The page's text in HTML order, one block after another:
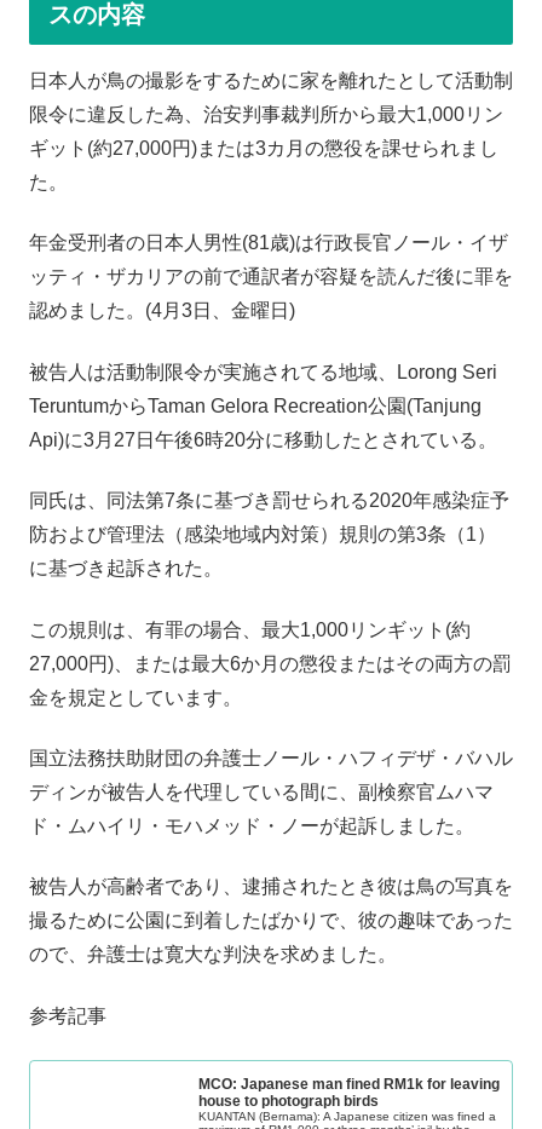
スの内容
日本人が鳥の撮影をするために家を離れたとして活動制
限令に違反した為、治安判事裁判所から最大1,000リン
ギット(約27,000円)または3カ月の懲役を課せられまし
た。
年金受刑者の日本人男性(81歳)は行政長官ノール・イザ
ッティ・ザカリアの前で通訳者が容疑を読んだ後に罪を
認めました。(4月3日、金曜日)
被告人は活動制限令が実施されてる地域、Lorong Seri
TeruntumからTaman Gelora Recreation公園(Tanjung
Api)に3月27日午後6時20分に移動したとされている。
同氏は、同法第7条に基づき罰せられる2020年感染症予
防および管理法（感染地域内対策）規則の第3条（1）
に基づき起訴された。
この規則は、有罪の場合、最大1,000リンギット(約
27,000円)、または最大6か月の懲役またはその両方の罰
金を規定としています。
国立法務扶助財団の弁護士ノール・ハフィデザ・バハル
ディンが被告人を代理している間に、副検察官ムハマ
ド・ムハイリ・モハメッド・ノーが起訴しました。
被告人が高齢者であり、逮捕されたとき彼は鳥の写真を
撮るために公園に到着したばかりで、彼の趣味であった
ので、弁護士は寛大な判決を求めました。
参考記事
MCO: Japanese man fined RM1k for leaving
house to photograph birds
KUANTAN (Bernama): A Japanese citizen was fined a